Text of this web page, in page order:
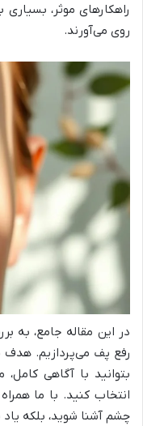
راهکارهای موثر،
روی می‌آورند.
در این مقاله جامع، به
رفع پف می‌پردازیم. هدف
بتوانید با آگاهی
انتخاب کنید. با ما
چشم آشنا شوید، بلکه